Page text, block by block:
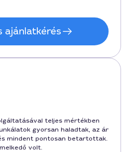
ajánlatkérés
teljes mértékben
gyorsan haladtak, az ár
mindent pontosan betartottak.
volt.